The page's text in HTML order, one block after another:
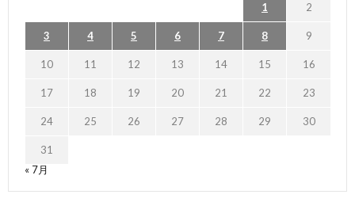
1 2
3 4 5 6 7 8 9
10 11 12 13 14 15 16
17 18 19 20 21 22 23
24 25 26 27 28 29 30
31
« 7月